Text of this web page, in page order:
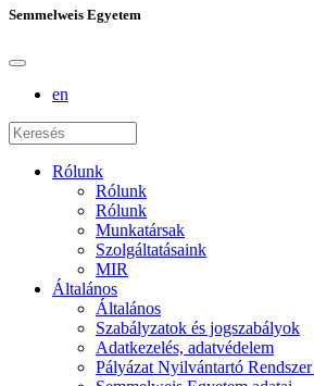
Semmelweis Egyetem
en
Rólunk
Rólunk
Rólunk
Munkatársak
Szolgáltatásaink
MIR
Általános
Általános
Szabályzatok és jogszabályok
Adatkezelés, adatvédelem
Pályázat Nyilvántartó